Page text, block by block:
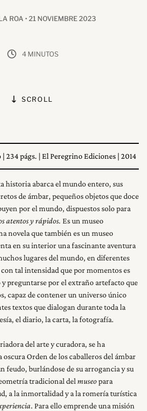
ROA • 21 NOVIEMBRE 2023
4 MINUTOS
SCROLL
234 págs. | El Peregrino Ediciones | 2014
historia abarca el mundo entero, sus
de ámbar, pequeños objetos que doce
por el mundo, dispuestos solo para
atentos y rápidos. Es un museo
novela que también es un museo
en su interior una fascinante aventura
lugares del mundo, en diferentes
con tal intensidad que por momentos es
preguntarse por el extraño artefacto que
capaz de contener un universo único
textos que dialogan durante toda la
el diario, la carta, la fotografía.
del arte y curadora, se ha
Orden de los caballeros del ámbar
feudo, burlándose de su arrogancia y su
tradicional del museopara
a la inmortalidad y a la romería turística
. Para ello emprende una misión